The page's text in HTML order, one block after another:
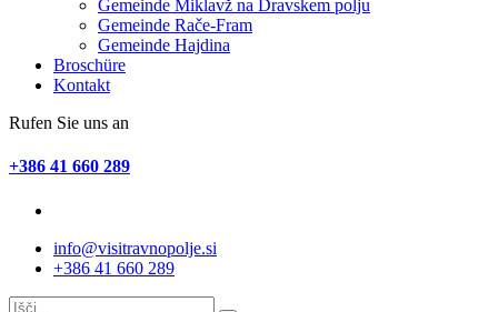
Gemeinde Miklavž na Dravskem polju
Gemeinde Rače-Fram
Gemeinde Hajdina
Broschüre
Kontakt
Rufen Sie uns an
+386 41 660 289
info@visitravnopolje.si
+386 41 660 289